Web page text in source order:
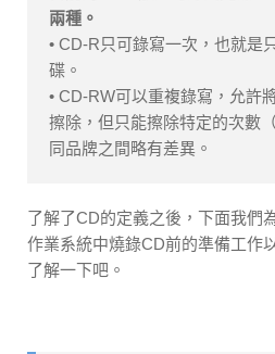
兩種。
• CD-R只可錄寫一次，也就是
碟。
• CD-RW可以重複錄寫，允許
擦除，但只能擦除特定的次數
同品牌之間略有差異。
了解了CD的定義之後，下面我們
作業系統中燒錄CD前的準備工作
了解一下吧。